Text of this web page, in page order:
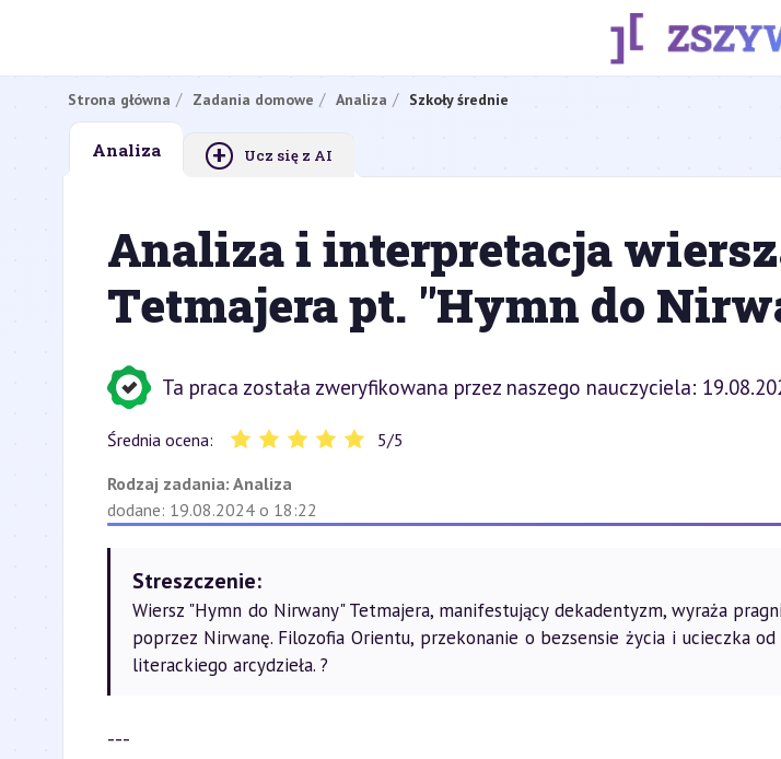
Strona główna Zadania domowe Analiza Szkoły średnie
Analiza + Ucz się z AI
Analiza i interpretacja
Tetmajera pt. "Hymn do
Ta praca została zweryfikowana przez naszego nauczyciela:
Średnia ocena: 5/5
Rodzaj zadania: Analiza
dodane: 19.08.2024 o 18:22
Streszczenie:
Wiersz "Hymn do Nirwany" Tetmajera, manifestujący dekadentyzm, wyraża
poprzez Nirwanę. Filozofia Orientu, przekonanie o bezsensie życia i ucieczka
literackiego arcydzieła. ?
---